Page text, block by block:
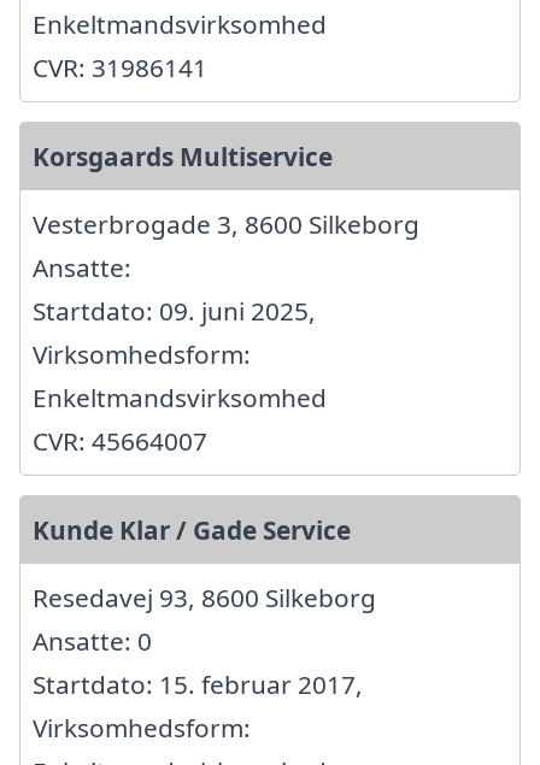
Enkeltmandsvirksomhed
CVR: 31986141
Korsgaards Multiservice
Vesterbrogade 3, 8600 Silkeborg
Ansatte:
Startdato: 09. juni 2025,
Virksomhedsform:
Enkeltmandsvirksomhed
CVR: 45664007
Kunde Klar / Gade Service
Resedavej 93, 8600 Silkeborg
Ansatte: 0
Startdato: 15. februar 2017,
Virksomhedsform: